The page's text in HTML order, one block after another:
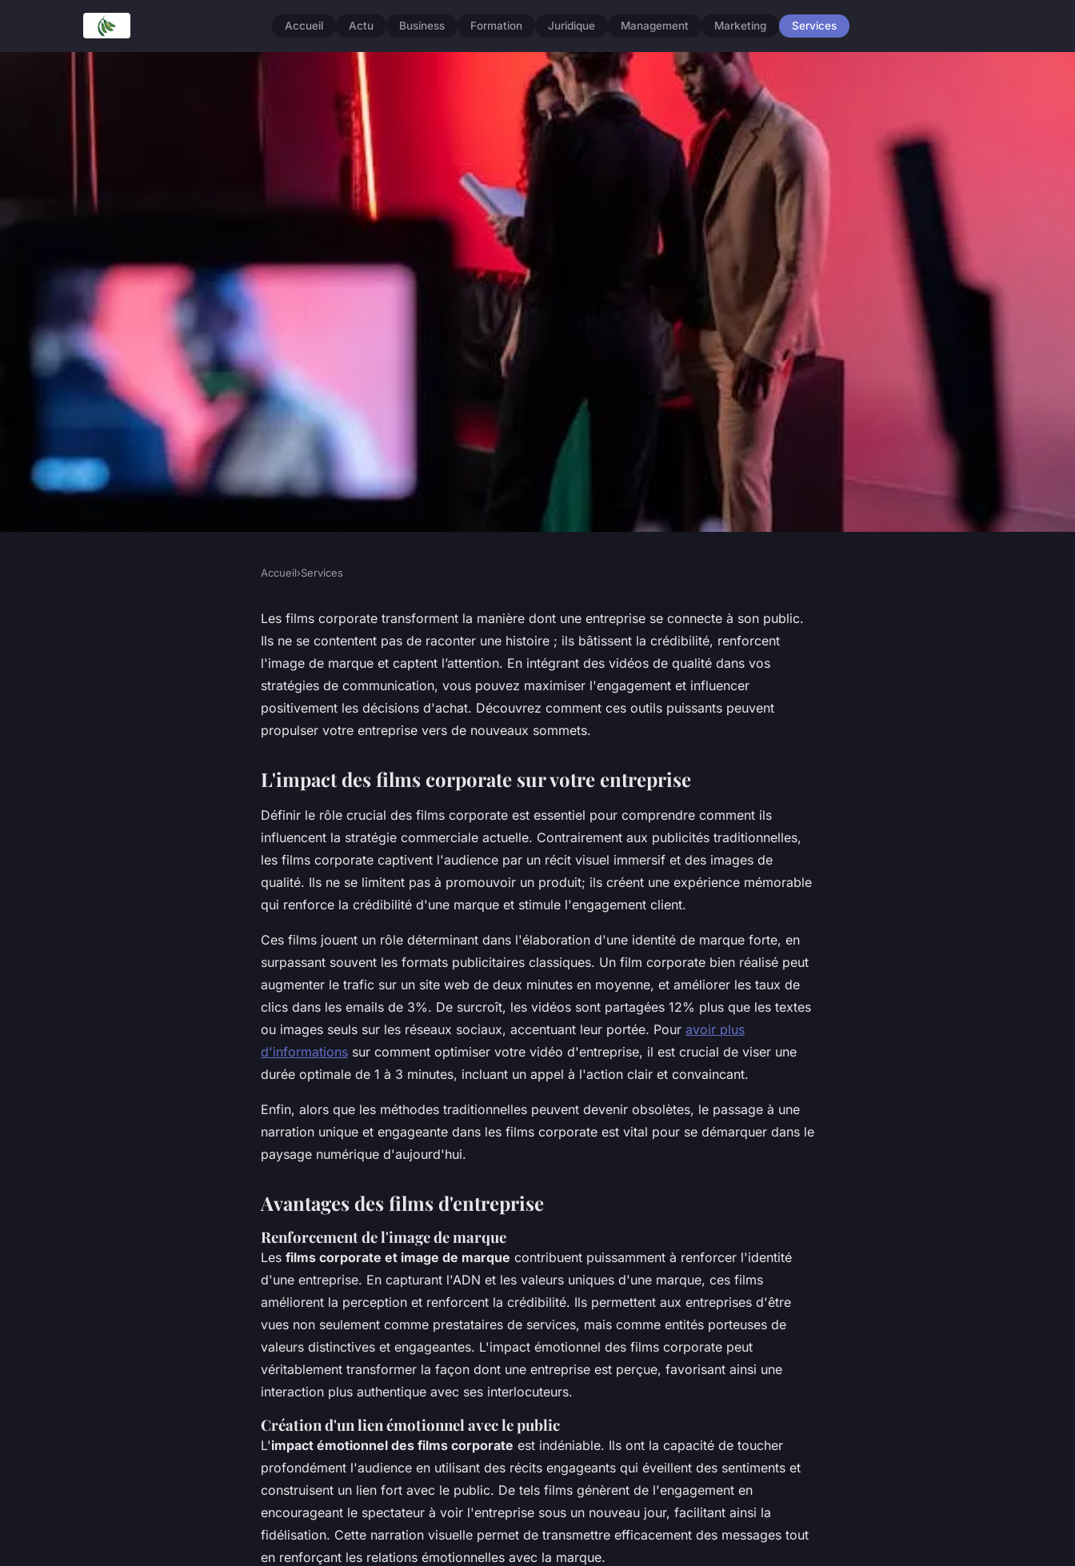
Accueil Actu Business Formation Juridique Management Marketing Services
Imaginez l'impact des films corporate
sur votre entreprise
Accueil›Services
Les films corporate transforment la manière dont une entreprise se connecte à son public.
Ils ne se contentent pas de raconter une histoire ; ils bâtissent la crédibilité, renforcent
l'image de marque et captent l’attention. En intégrant des vidéos de qualité dans vos
stratégies de communication, vous pouvez maximiser l'engagement et influencer
positivement les décisions d'achat. Découvrez comment ces outils puissants peuvent
propulser votre entreprise vers de nouveaux sommets.
L'impact des films corporate sur votre entreprise
Définir le rôle crucial des films corporate est essentiel pour comprendre comment ils
influencent la stratégie commerciale actuelle. Contrairement aux publicités traditionnelles,
les films corporate captivent l'audience par un récit visuel immersif et des images de
qualité. Ils ne se limitent pas à promouvoir un produit; ils créent une expérience mémorable
qui renforce la crédibilité d'une marque et stimule l'engagement client.
Ces films jouent un rôle déterminant dans l'élaboration d'une identité de marque forte, en
surpassant souvent les formats publicitaires classiques. Un film corporate bien réalisé peut
augmenter le trafic sur un site web de deux minutes en moyenne, et améliorer les taux de
clics dans les emails de 3%. De surcroît, les vidéos sont partagées 12% plus que les textes
ou images seuls sur les réseaux sociaux, accentuant leur portée. Pour avoir plus
d'informations sur comment optimiser votre vidéo d'entreprise, il est crucial de viser une
durée optimale de 1 à 3 minutes, incluant un appel à l'action clair et convaincant.
Enfin, alors que les méthodes traditionnelles peuvent devenir obsolètes, le passage à une
narration unique et engageante dans les films corporate est vital pour se démarquer dans le
paysage numérique d'aujourd'hui.
Avantages des films d'entreprise
Renforcement de l'image de marque
Les films corporate et image de marque contribuent puissamment à renforcer l'identité
d'une entreprise. En capturant l'ADN et les valeurs uniques d'une marque, ces films
améliorent la perception et renforcent la crédibilité. Ils permettent aux entreprises d'être
vues non seulement comme prestataires de services, mais comme entités porteuses de
valeurs distinctives et engageantes. L'impact émotionnel des films corporate peut
véritablement transformer la façon dont une entreprise est perçue, favorisant ainsi une
interaction plus authentique avec ses interlocuteurs.
Création d'un lien émotionnel avec le public
L'impact émotionnel des films corporate est indéniable. Ils ont la capacité de toucher
profondément l'audience en utilisant des récits engageants qui éveillent des sentiments et
construisent un lien fort avec le public. De tels films génèrent de l'engagement en
encourageant le spectateur à voir l'entreprise sous un nouveau jour, facilitant ainsi la
fidélisation. Cette narration visuelle permet de transmettre efficacement des messages tout
en renforçant les relations émotionnelles avec la marque.